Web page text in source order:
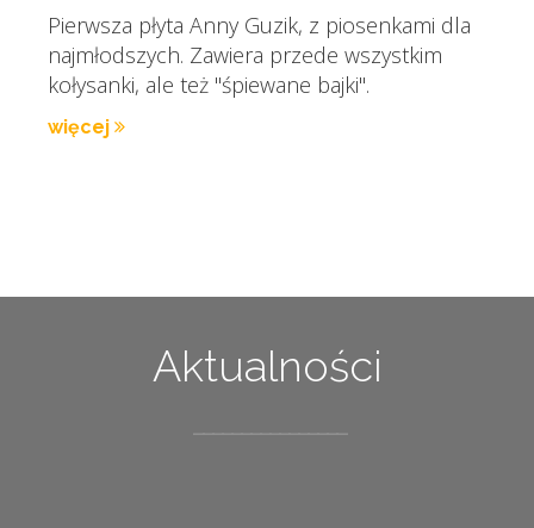
Pierwsza płyta Anny Guzik, z piosenkami dla
najmłodszych. Zawiera przede wszystkim
kołysanki, ale też "śpiewane bajki".
więcej
Aktualności